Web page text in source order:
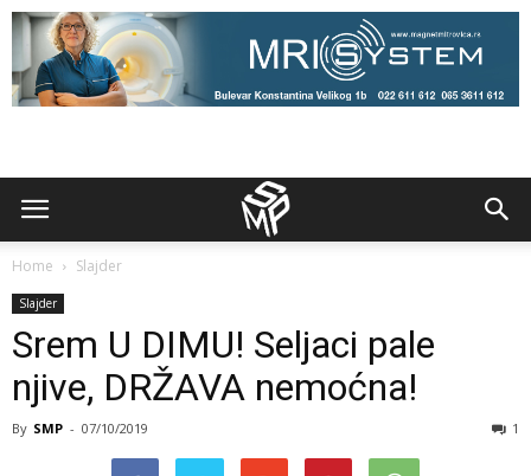
Home Slajder
Slajder
Srem U DIMU! Seljaci pale
njive, DRŽAVA nemoćna!
By SMP - 07/10/2019 1